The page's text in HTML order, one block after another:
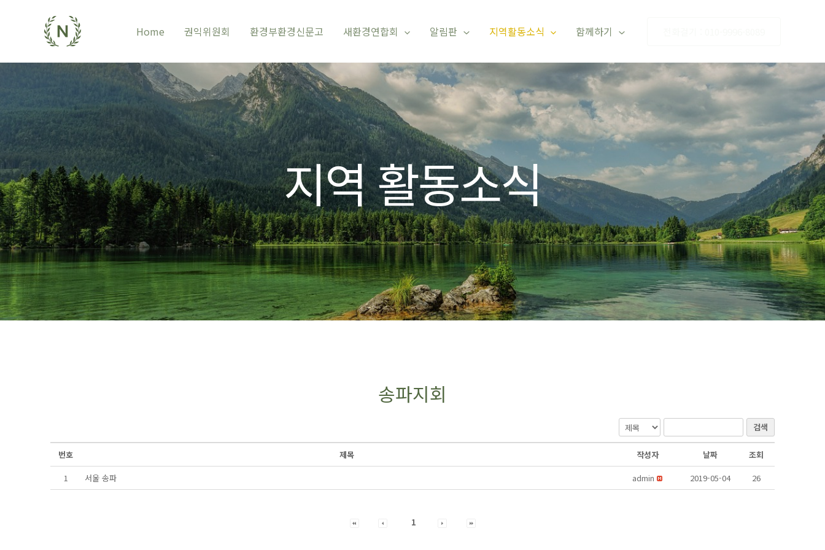
Home 권익위원회 환경부환경신문고 새환경연합회 알림판 지역활동소식 함께하기
지역 활동소식
송파지회
검색
번호 제목 작성자 날짜
조회
1
서울 송파 admin 2019-05-04 26
1